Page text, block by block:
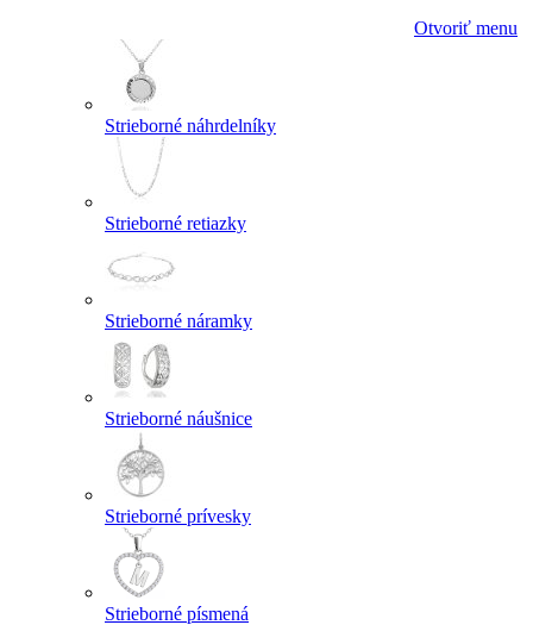
Otvoriť menu
Strieborné náhrdelníky
Strieborné retiazky
Strieborné náramky
Strieborné náušnice
Strieborné prívesky
Strieborné písmená